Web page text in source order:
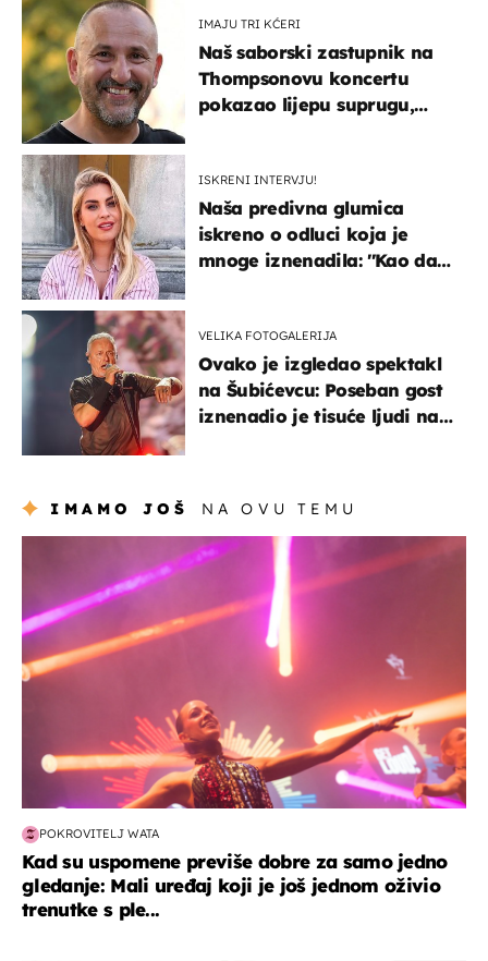
IMAJU TRI KĆERI
Naš saborski zastupnik na
Thompsonovu koncertu
pokazao lijepu suprugu,
ISKRENI INTERVJU!
Naša predivna glumica
iskreno o odluci koja je
mnoge iznenadila: ''Kao da
VELIKA FOTOGALERIJA
Ovako je izgledao spektakl
na Šubićevcu: Poseban gost
iznenadio je tisuće ljudi na
IMAMO JOŠ NA OVU TEMU
POKROVITELJ WATA
Kad su uspomene previše dobre za samo jedno
gledanje: Mali uređaj koji je još jednom oživio
trenutke s ple...